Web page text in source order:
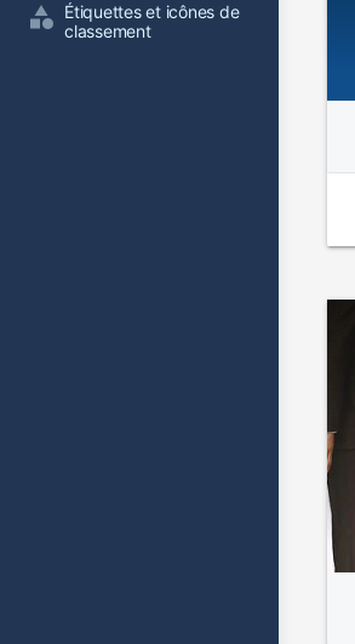
Étiquettes et icônes de
classement